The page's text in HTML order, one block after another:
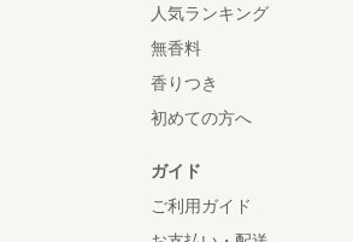
人気ランキング
無香料
香りつき
初めての方へ
ガイド
ご利用ガイド